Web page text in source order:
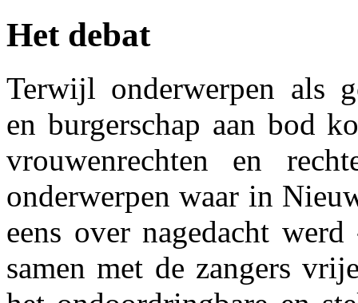
Het debat
Terwijl onderwerpen als
en burgerschap aan bod
vrouwenrechten en
onderwerpen waar in
eens over nagedacht
samen met de zangers